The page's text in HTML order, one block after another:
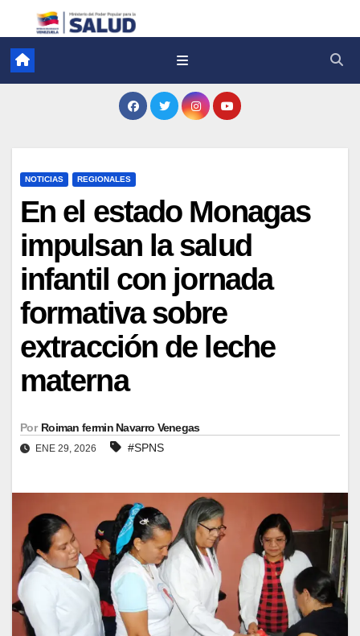
NOTICIAS REGIONALES
En el estado Monagas
impulsan la salud
infantil con jornada
formativa sobre
extracción de leche
materna
Por Roiman fermin Navarro Venegas
ENE 29, 2026 #SPNS